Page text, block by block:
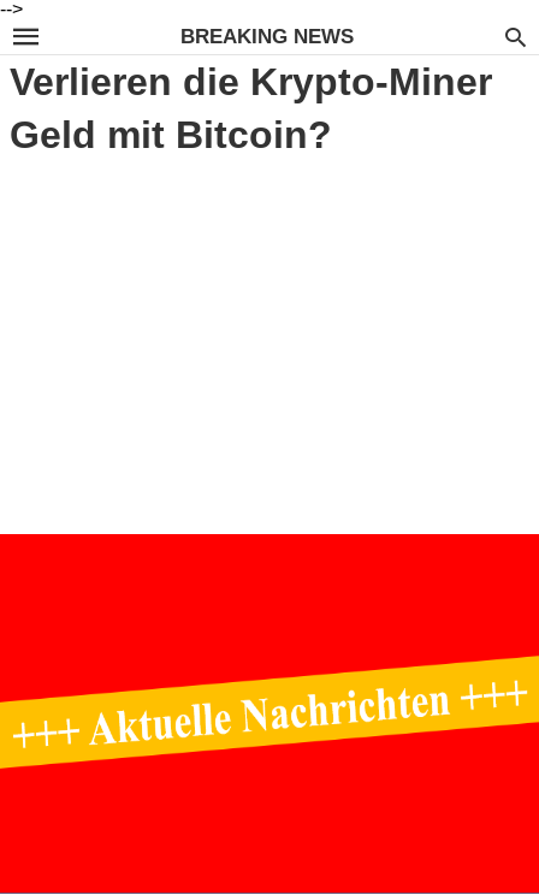
-->
BREAKING NEWS
Verlieren die Krypto-Miner
Geld mit Bitcoin?